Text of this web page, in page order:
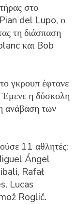
στο
del Lupo, ο
τη διάσπαση
και Bob
γκρουπ έφτανε
η δύσκολη
ανάβαση των
11 αθλητές:
Ángel
Rafał
Lucas
Roglič.